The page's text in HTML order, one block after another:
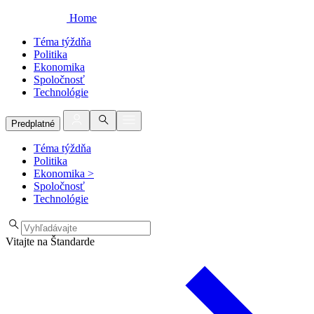
Home
Téma týždňa
Politika
Ekonomika
Spoločnosť
Technológie
Predplatné
Téma týždňa
Politika
Ekonomika >
Spoločnosť
Technológie
Vitajte na Štandarde